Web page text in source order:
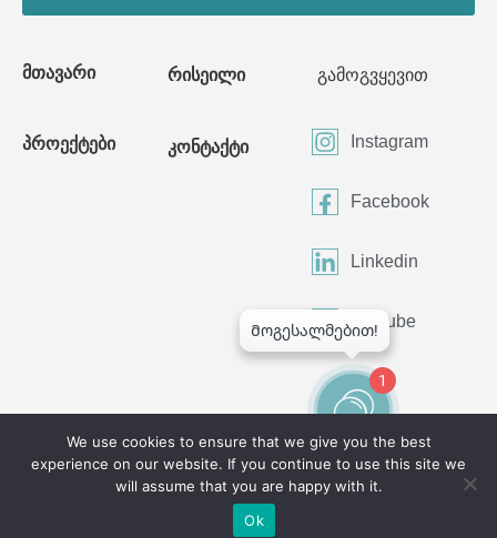
©2024 All Rights Reserved
მთავარი
პროექტები
რისეილი
კონტაქტი
გამოგვყევით
Instagram
Facebook
Linkedin
Youtube
1
We use cookies to ensure that we give you the best
experience on our website. If you continue to use this site we
will assume that you are happy with it.
Ok